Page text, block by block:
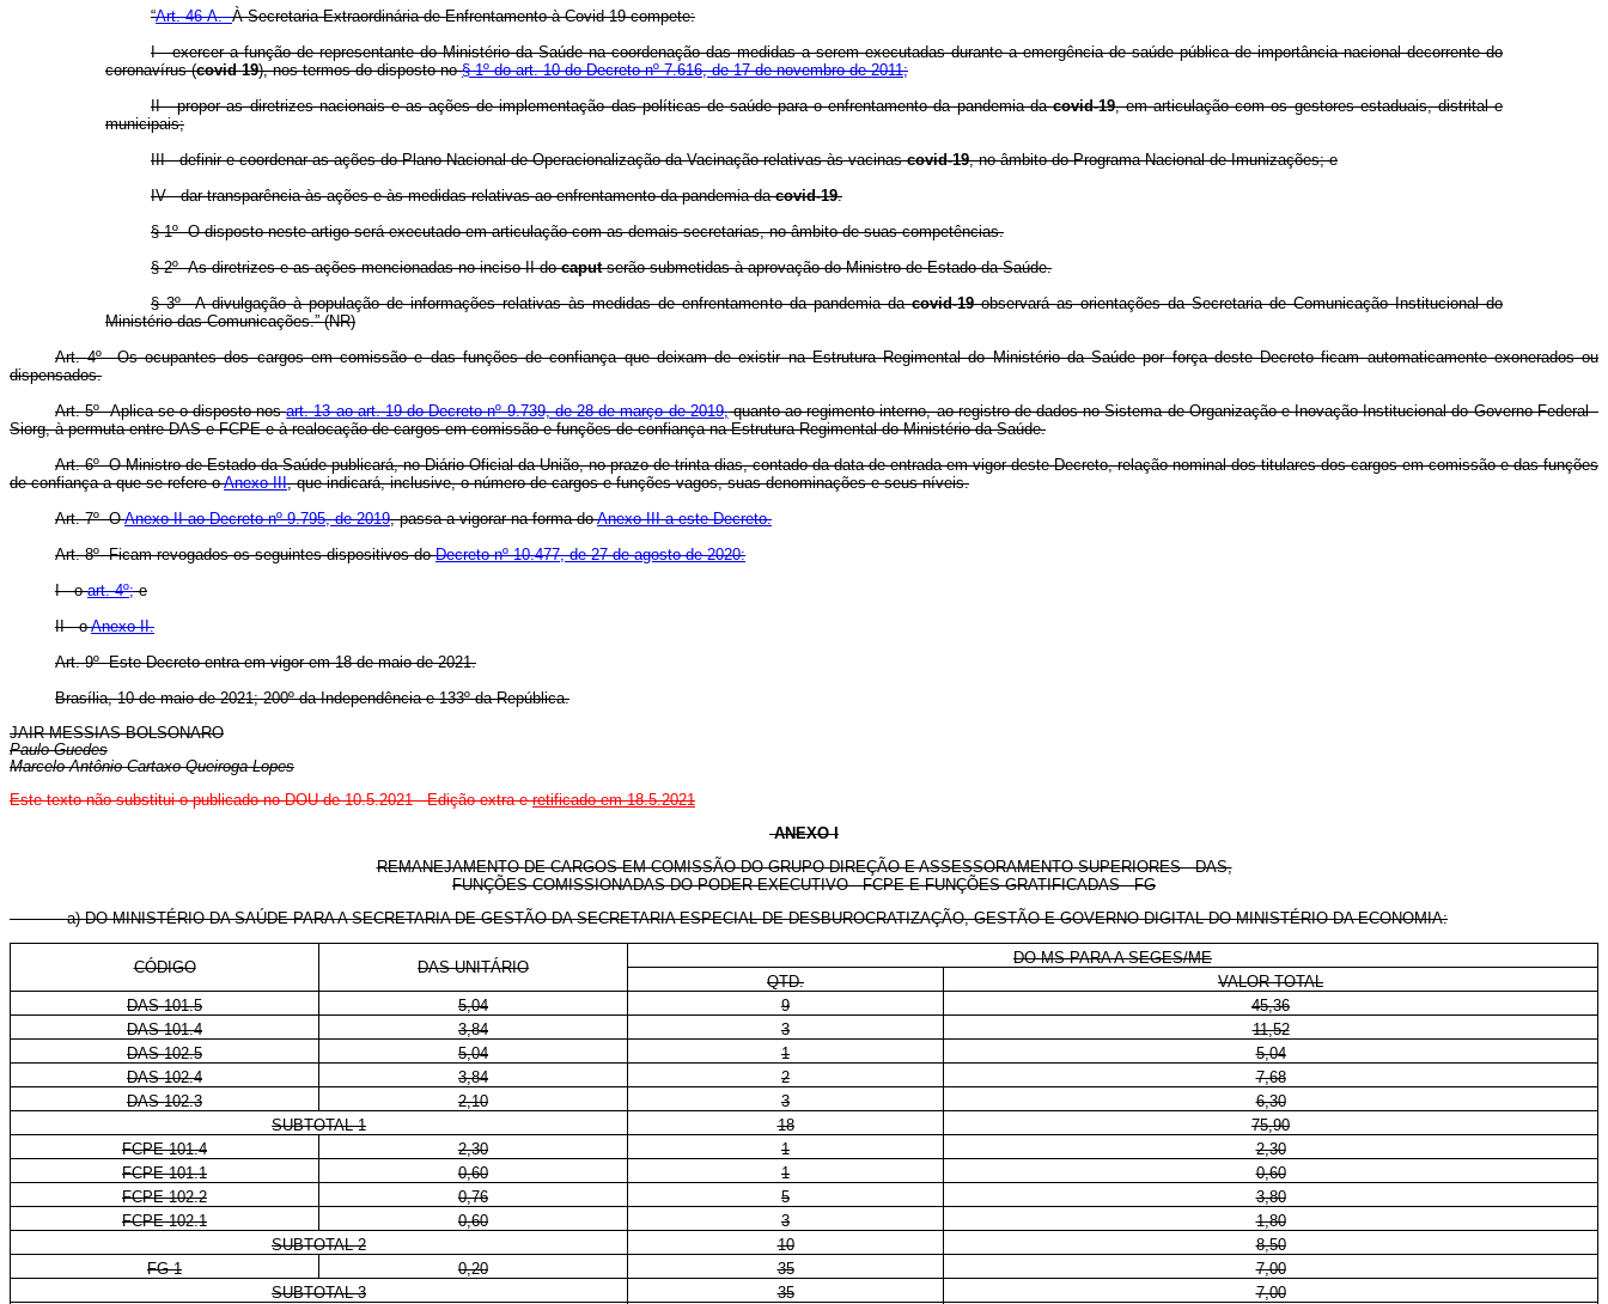
“Art. 46-A.À Secretaria Extraordinária de Enfrentamento à Covid-19 compete:
I - exercer a função de representante do Ministério da Saúde na coordenação das medidas a serem executadas durante a emergência de saúde pública de importância nacional decorrente do
coronavírus (covid 19), nos termos do disposto no§ 1º do art. 10 do Decreto nº 7.616, de 17 de novembro de 2011;
II - propor as diretrizes nacionais e as ações de implementação das políticas de saúde para o enfrentamento da pandemia dacovid-19, em articulação com os gestores estaduais, distrital e
municipais;
III - definir e coordenar as ações do Plano Nacional de Operacionalização da Vacinação relativas às vacinascovid-19, no âmbito do Programa Nacional de Imunizações; e
IV - dar transparência às ações e às medidas relativas ao enfrentamento da pandemia dacovid-19.
§ 1º O disposto neste artigo será executado em articulação com as demais secretarias, no âmbito de suas competências.
§ 2º As diretrizes e as ações mencionadas no inciso II docaputserão submetidas à aprovação do Ministro de Estado da Saúde.
§ 3º A divulgação à população de informações relativas às medidas de enfrentamento da pandemia dacovid-19observará as orientações da Secretaria de Comunicação Institucional do
Ministério das Comunicações.” (NR)
Art. 4º Os ocupantes dos cargos em comissão e das funções de confiança que deixam de existir na Estrutura Regimental do Ministério da Saúde por força deste Decreto ficam automaticamente exonerados ou
dispensados.
Art. 5º Aplica-se o disposto nosart. 13 ao art. 19 do Decreto nº 9.739, de 28 de março de 2019,quanto ao regimento interno, ao registro de dados no Sistema de Organização e Inovação Institucional do Governo Federal -
Siorg, à permuta entre DAS e FCPE e à realocação de cargos em comissão e funções de confiança na Estrutura Regimental do Ministério da Saúde.
Art. 6º O Ministro de Estado da Saúde publicará, no Diário Oficial da União, no prazo de trinta dias, contado da data de entrada em vigor deste Decreto, relação nominal dos titulares dos cargos em comissão e das funções
de confiança a que se refere oAnexo III, que indicará, inclusive, o número de cargos e funções vagos, suas denominações e seus níveis.
Art. 7º OAnexo II ao Decreto nº 9.795, de 2019, passa a vigorar na forma doAnexo III a este Decreto.
Art. 8º Ficam revogados os seguintes dispositivos doDecreto nº 10.477, de 27 de agosto de 2020:
I - oart. 4º;e
II - oAnexo II.
Art. 9º Este Decreto entra em vigor em 18 de maio de 2021.
Brasília, 10 de maio de 2021; 200º da Independência e 133º da República.
JAIR MESSIAS BOLSONARO
Paulo Guedes
Marcelo Antônio Cartaxo Queiroga Lopes
Este texto não substitui o publicado no DOU de 10.5.2021 - Edição extra eretificado em 18.5.2021
ANEXO I
REMANEJAMENTO DE CARGOS EM COMISSÃO DO GRUPO-DIREÇÃO E ASSESSORAMENTO SUPERIORES - DAS,
FUNÇÕES COMISSIONADAS DO PODER EXECUTIVO - FCPE E FUNÇÕES GRATIFICADAS - FG
a) DO MINISTÉRIO DA SAÚDE PARA A SECRETARIA DE GESTÃO DA SECRETARIA ESPECIAL DE DESBUROCRATIZAÇÃO, GESTÃO E GOVERNO DIGITAL DO MINISTÉRIO DA ECONOMIA:
CÓDIGO DAS-UNITÁRIO
DO MS PARA A SEGES/ME
QTD.
VALOR TOTAL
DAS 101.5
5,04 9
45,36
DAS 101.4
3,84 3
11,52
DAS 102.5
5,04 1
5,04
DAS 102.4
3,84 2
7,68
DAS 102.3
2,10 3
6,30
SUBTOTAL 1
18
75,90
FCPE 101.4
2,30 1
2,30
FCPE 101.1
0,60 1
0,60
FCPE 102.2
0,76 5
3,80
FCPE 102.1
0,60 3
1,80
SUBTOTAL 2
10
8,50
FG-1
0,20 35
7,00
SUBTOTAL 3
35
7,00